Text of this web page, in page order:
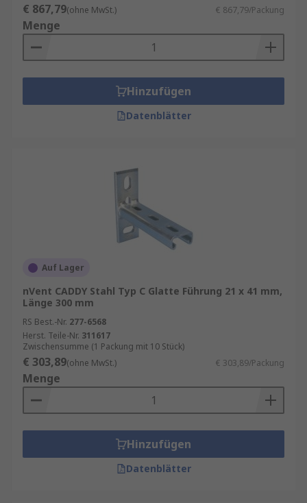
€ 867,79(ohne MwSt.) € 867,79/Packung
Menge
Hinzufügen
Datenblätter
Auf Lager
nVent CADDY Stahl Typ C Glatte Führung 21 x 41 mm,
Länge 300 mm
RS Best.-Nr. 277-6568
Herst. Teile-Nr. 311617
Zwischensumme (1 Packung mit 10 Stück)
€ 303,89(ohne MwSt.) € 303,89/Packung
Menge
Hinzufügen
Datenblätter